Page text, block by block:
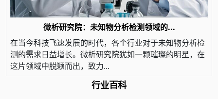
微析研究院：未知物分析检测领域的...
在当今科技飞速发展的时代，各个行业对于未知物分析检
测的需求日益增长。微析研究院犹如一颗璀璨的明星，在
这片领域中脱颖而出，致力...
行业百科